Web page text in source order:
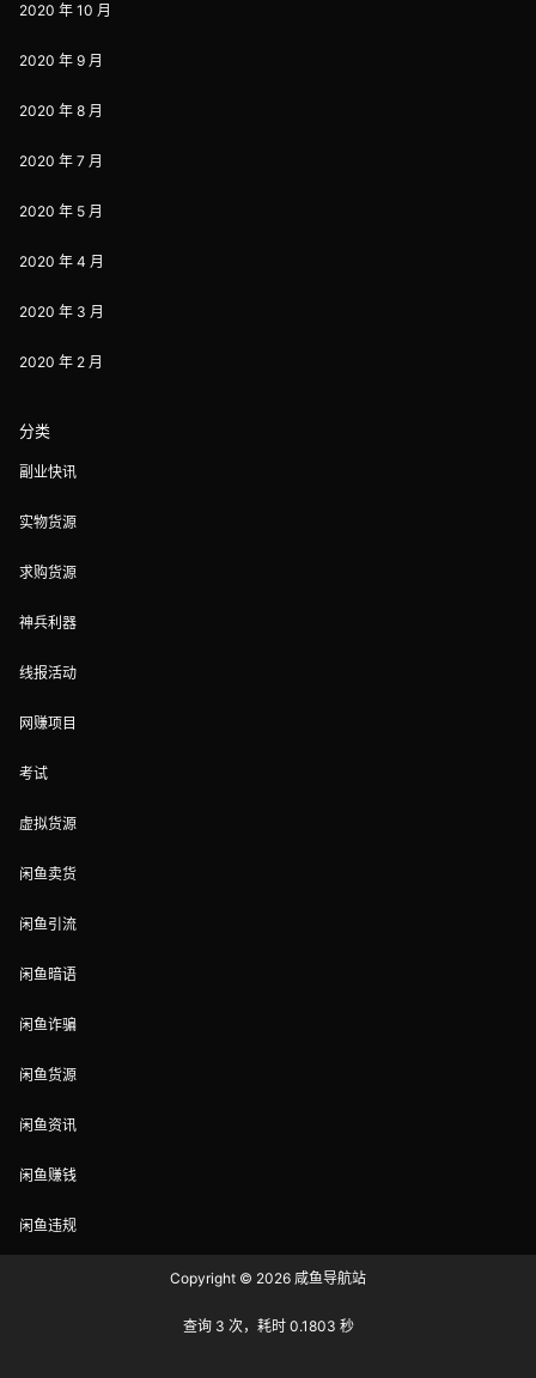
2020 年 10 月
2020 年 9 月
2020 年 8 月
2020 年 7 月
2020 年 5 月
2020 年 4 月
2020 年 3 月
2020 年 2 月
分类
副业快讯
实物货源
求购货源
神兵利器
线报活动
网赚项目
考试
虚拟货源
闲鱼卖货
闲鱼引流
闲鱼暗语
闲鱼诈骗
闲鱼货源
闲鱼资讯
闲鱼赚钱
闲鱼违规
Copyright © 2026 咸鱼导航站
查询 3 次，耗时 0.1803 秒